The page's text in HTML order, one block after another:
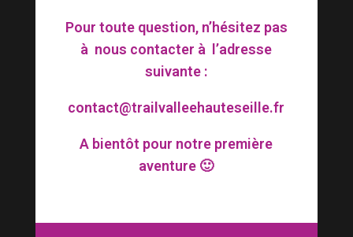
Pour toute question, n’hésitez pas
à nous contacter à l’adresse
suivante :
contact@trailvalleehauteseille.fr
A bientôt pour notre première
aventure 🙂